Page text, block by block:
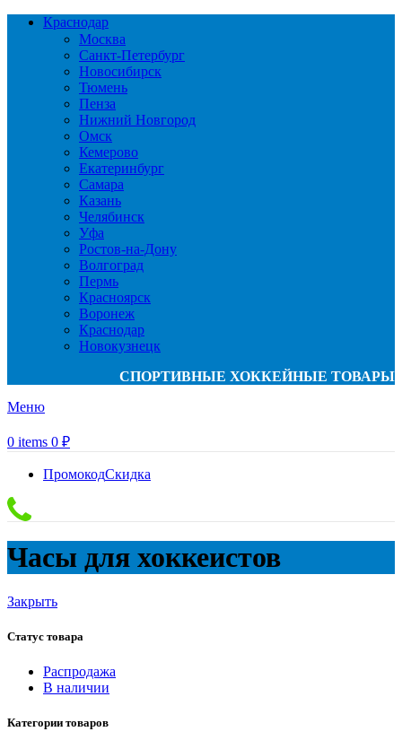
Краснодар
Москва
Санкт-Петербург
Новосибирск
Тюмень
Пенза
Нижний Новгород
Омск
Кемерово
Екатеринбург
Самара
Казань
Челябинск
Уфа
Ростов-на-Дону
Волгоград
Пермь
Красноярск
Воронеж
Краснодар
Новокузнецк
СПОРТИВНЫЕ ХОККЕЙНЫЕ ТОВАРЫ
Меню
0 items 0 ₽
ПромокодСкидка
Часы для хоккеистов
Закрыть
Статус товара
Распродажа
В наличии
Категории товаров